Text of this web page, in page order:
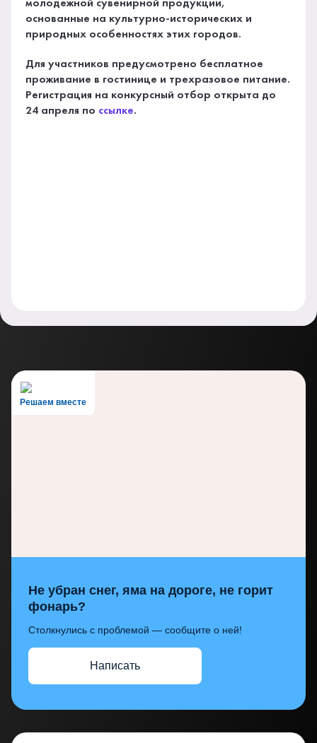
молодежной сувенирной продукции,
основанные на культурно-исторических и
природных особенностях этих городов.
Для участников предусмотрено бесплатное
проживание в гостинице и трехразовое питание.
Регистрация на конкурсный отбор открыта до
24 апреля по ссылке.
Решаем вместе
Не убран снег, яма на дороге, не горит
фонарь?
Столкнулись с проблемой — сообщите о ней!
Написать